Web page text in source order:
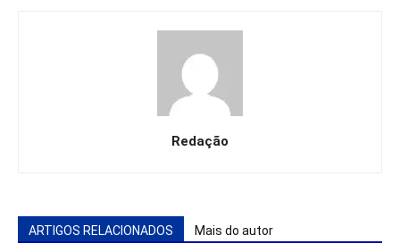
Redação
ARTIGOS RELACIONADOS Mais do autor